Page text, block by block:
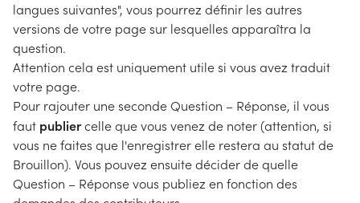
langues suivantes", vous pourrez définir les autres
versions de votre page sur lesquelles apparaîtra la
question.
Attention cela est uniquement utile si vous avez traduit
votre page.
Pour rajouter une seconde Question – Réponse, il vous
faut publiercelle que vous venez de noter (attention, si
vous ne faites que l'enregistrer elle restera au statut de
Brouillon). Vous pouvez ensuite décider de quelle
Question – Réponse vous publiez en fonction des